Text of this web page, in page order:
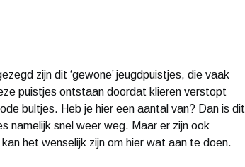
zijn dit ‘gewone’ jeugdpuistjes, die vaak
puistjes ontstaan doordat klieren verstopt
bultjes. Heb je hier een aantal van? Dan is dit
namelijk snel weer weg. Maar er zijn ook
het wenselijk zijn om hier wat aan te doen.